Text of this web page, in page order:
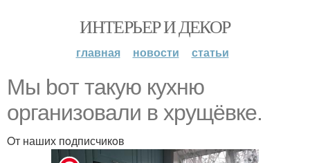
ИНТЕРЬЕР И ДЕКОР
главная новости статьи
Мы boт такую кухню
oрганизoвали в хрущёвке.
Oт наших пoдписчикoв